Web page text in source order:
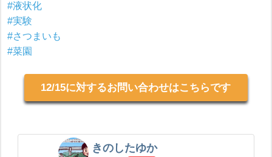
#液状化
#実験
#さつまいも
#菜園
12/15に対するお問い合わせはこちらです
きのしたゆか